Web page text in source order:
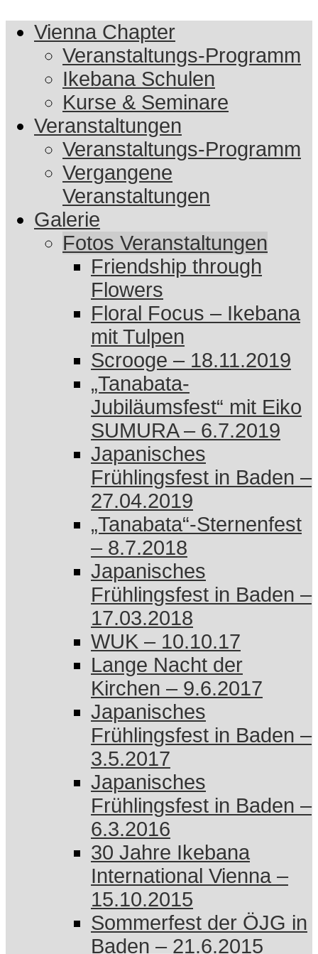
Vienna Chapter
Veranstaltungs-Programm
Ikebana Schulen
Kurse & Seminare
Veranstaltungen
Veranstaltungs-Programm
Vergangene
Veranstaltungen
Galerie
Fotos Veranstaltungen
Friendship through
Flowers
Floral Focus – Ikebana
mit Tulpen
Scrooge – 18.11.2019
„Tanabata-
Jubiläumsfest“ mit Eiko
SUMURA – 6.7.2019
Japanisches
Frühlingsfest in Baden –
27.04.2019
„Tanabata“-Sternenfest
– 8.7.2018
Japanisches
Frühlingsfest in Baden –
17.03.2018
WUK – 10.10.17
Lange Nacht der
Kirchen – 9.6.2017
Japanisches
Frühlingsfest in Baden –
3.5.2017
Japanisches
Frühlingsfest in Baden –
6.3.2016
30 Jahre Ikebana
International Vienna –
15.10.2015
Sommerfest der ÖJG in
Baden – 21.6.2015